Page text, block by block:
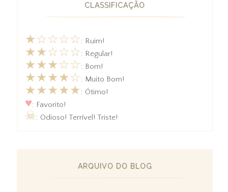
CLASSIFICAÇÃO
★☆☆☆☆: Ruim!
★★☆☆☆: Regular!
★★★☆☆: Bom!
★★★★☆: Muito Bom!
★★★★★: Ótimo!
♥: Favorito!
☠: Odioso! Terrível! Triste!
ARQUIVO DO BLOG